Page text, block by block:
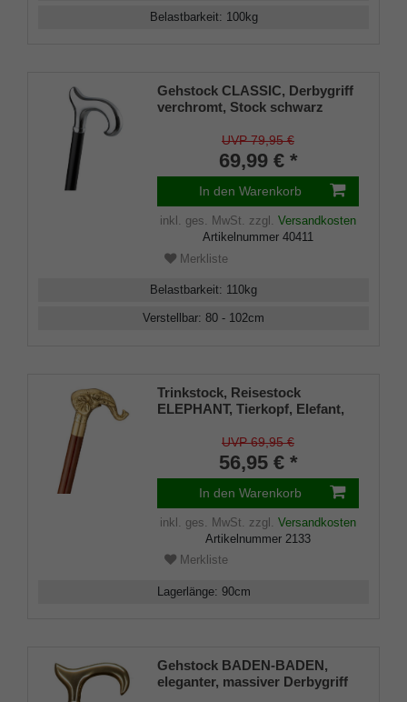
Belastbarkeit: 100kg
Gehstock CLASSIC, Derbygriff
verchromt, Stock schwarz
80-100 cm, inkl. Gummipuffer
UVP 79,95 €
69,99 € *
In den Warenkorb
inkl. ges. MwSt. zzgl. Versandkosten
Artikelnummer 40411
Merkliste
Belastbarkeit: 110kg
Verstellbar: 80 - 102cm
Trinkstock, Reisestock
ELEPHANT, Tierkopf, Elefant,
Flanierstock, teilbar,
Geheimfach, Damen, Herren,
Gummipuffer
UVP 69,95 €
56,95 € *
In den Warenkorb
inkl. ges. MwSt. zzgl. Versandkosten
Artikelnummer 2133
Merkliste
Lagerlänge: 90cm
Gehstock BADEN-BADEN,
eleganter, massiver Derbygriff